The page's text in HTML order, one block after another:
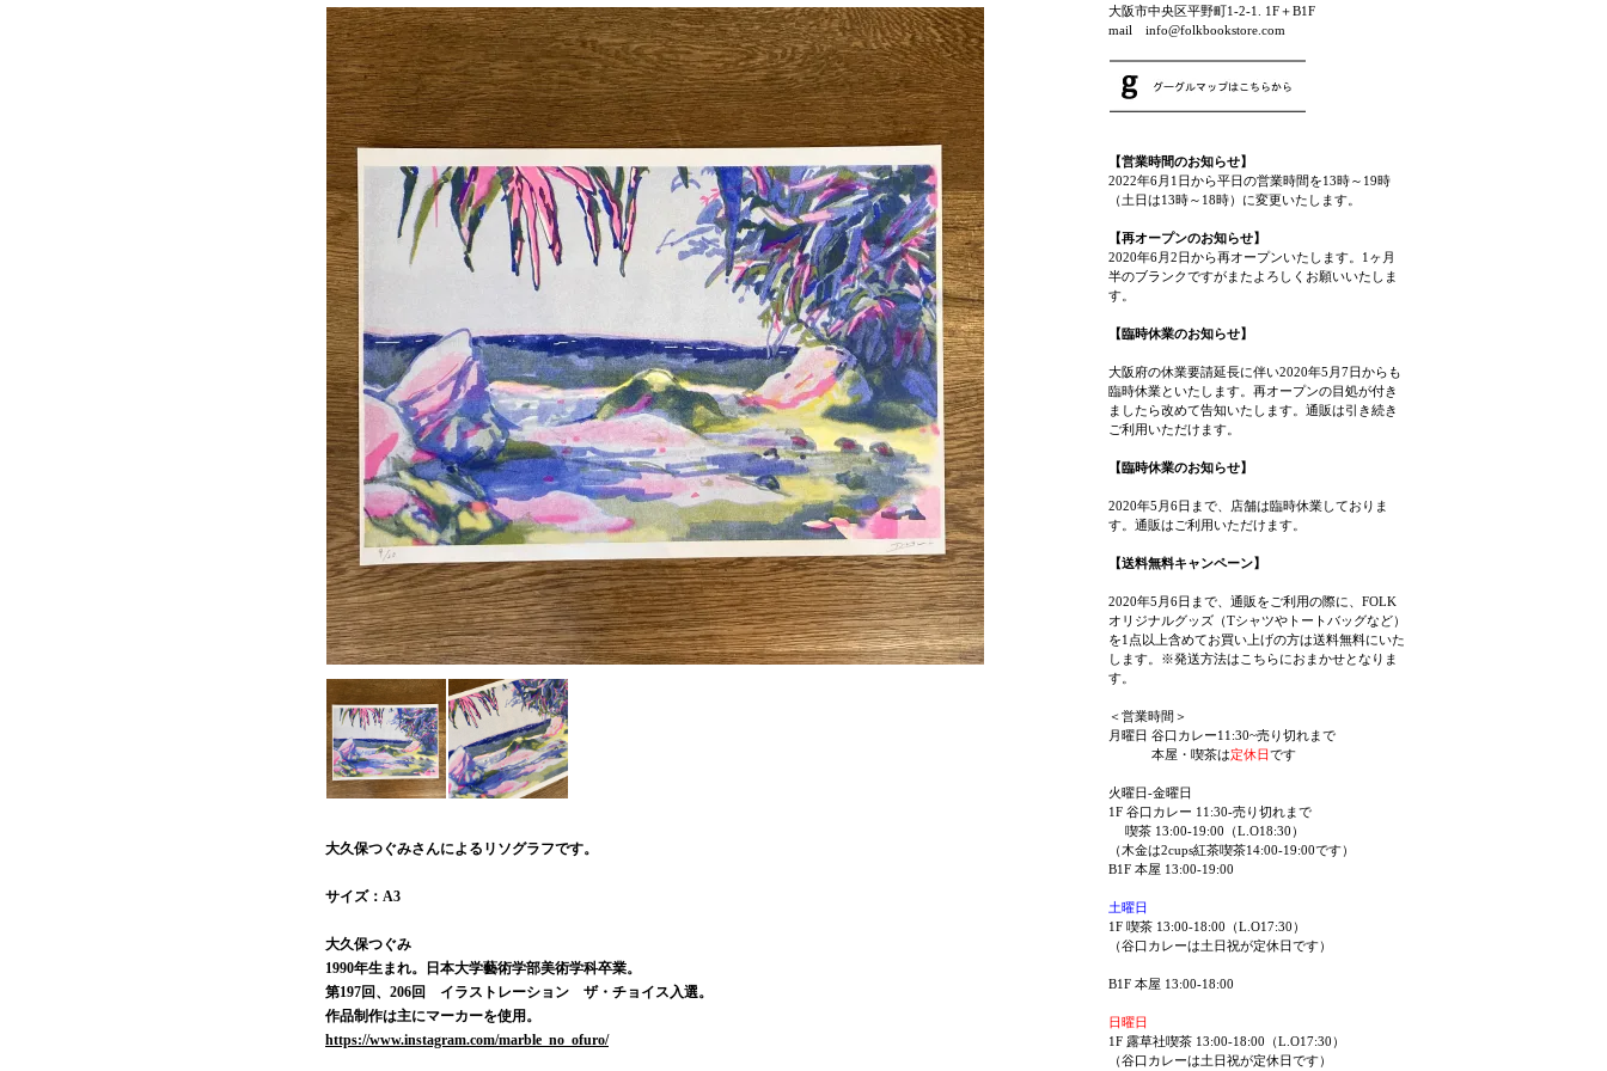
大久保つぐみさんによるリソグラフです。
サイズ：A3
大久保つぐみ
1990年生まれ。日本大学藝術学部美術学科卒業。
第197回、206回 イラストレーション ザ・チョイス入選。
作品制作は主にマーカーを使用。
https://www.instagram.com/marble_no_ofuro/
大阪市中央区平野町1-2-1. 1F＋B1F
mail info@folkbookstore.com
【営業時間のお知らせ】
2022年6月1日から平日の営業時間を13時～19時
（土日は13時～18時）に変更いたします。
【再オープンのお知らせ】
2020年6月2日から再オープンいたします。1ヶ月
半のブランクですがまたよろしくお願いいたしま
す。
【臨時休業のお知らせ】
大阪府の休業要請延長に伴い2020年5月7日からも
臨時休業といたします。再オープンの目処が付き
ましたら改めて告知いたします。通販は引き続き
ご利用いただけます。
【臨時休業のお知らせ】
2020年5月6日まで、店舗は臨時休業しておりま
す。通販はご利用いただけます。
【送料無料キャンペーン】
2020年5月6日まで、通販をご利用の際に、FOLK
オリジナルグッズ（Tシャツやトートバッグなど）
を1点以上含めてお買い上げの方は送料無料にいた
します。※発送方法はこちらにおまかせとなりま
す。
＜営業時間＞
月曜日 谷口カレー11:30~売り切れまで
本屋・喫茶は定休日です
火曜日-金曜日
1F 谷口カレー 11:30-売り切れまで
喫茶 13:00-19:00（L.O18:30）
（木金は2cups紅茶喫茶14:00-19:00です）
B1F 本屋 13:00-19:00
土曜日
1F 喫茶 13:00-18:00（L.O17:30）
（谷口カレーは土日祝が定休日です）
B1F 本屋 13:00-18:00
日曜日
1F 露草社喫茶 13:00-18:00（L.O17:30）
（谷口カレーは土日祝が定休日です）